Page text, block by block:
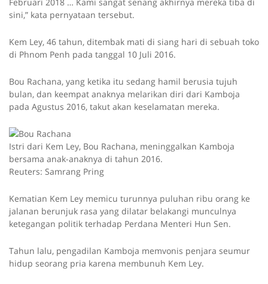
Februari 2018 … Kami sangat senang akhirnya mereka tiba di
sini,” kata pernyataan tersebut.
Kem Ley, 46 tahun, ditembak mati di siang hari di sebuah toko
di Phnom Penh pada tanggal 10 Juli 2016.
Bou Rachana, yang ketika itu sedang hamil berusia tujuh
bulan, dan keempat anaknya melarikan diri dari Kamboja
pada Agustus 2016, takut akan keselamatan mereka.
Istri dari Kem Ley, Bou Rachana, meninggalkan Kamboja
bersama anak-anaknya di tahun 2016.
Reuters: Samrang Pring
Kematian Kem Ley memicu turunnya puluhan ribu orang ke
jalanan berunjuk rasa yang dilatar belakangi munculnya
ketegangan politik terhadap Perdana Menteri Hun Sen.
Tahun lalu, pengadilan Kamboja memvonis penjara seumur
hidup seorang pria karena membunuh Kem Ley.